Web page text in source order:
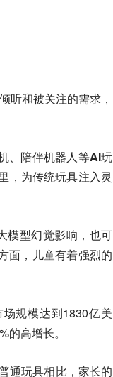
听和被关注的需求，
、陪伴机器人等AI玩
，为传统玩具注入灵
模型幻觉影响，也可
面，儿童有着强烈的
规模达到1830亿美
高增长。
通玩具相比，家长的